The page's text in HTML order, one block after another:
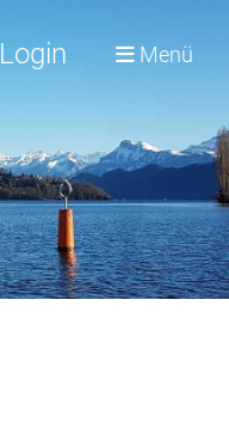
Login Menü